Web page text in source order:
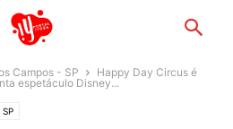
Campos - SP
Happy Day Circus é
espetáculo Disney...